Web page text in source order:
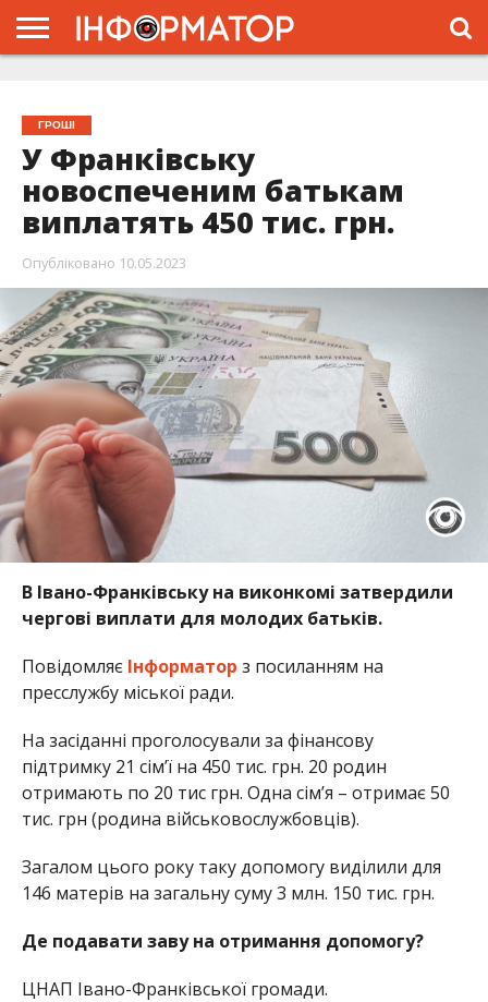
ГРОШІ
У Франківську
новоспеченим батькам
виплатять 450 тис. грн.
Опубліковано 10.05.2023
В Івано-Франківську на виконкомі затвердили
чергові виплати для молодих батьків.
Повідомляє Інформатор з посиланням на
пресслужбу міської ради.
На засіданні проголосували за фінансову
підтримку 21 сім’ї на 450 тис. грн. 20 родин
отримають по 20 тис грн. Одна сім’я – отримає 50
тис. грн (родина військовослужбовців).
Загалом цього року таку допомогу виділили для
146 матерів на загальну суму 3 млн. 150 тис. грн.
Де подавати заву на отримання допомогу?
ЦНАП Івано-Франківської громади.